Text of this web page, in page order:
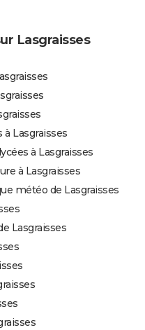
Lasgraisses
Lasgraisses
à Lasgraisses
à Lasgraisses
météo de Lasgraisses
Lasgraisses